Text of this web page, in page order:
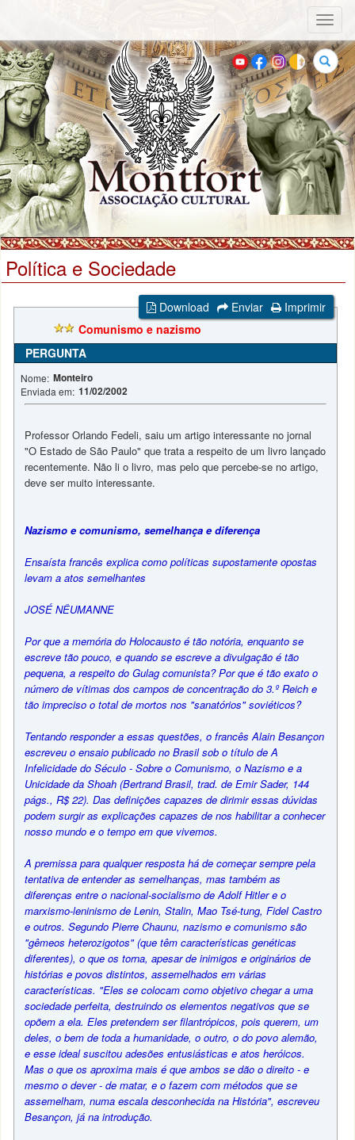
Buscar
Política e Sociedade
Download Enviar
Imprimir
Comunismo e nazismo
PERGUNTA
Nome: Monteiro
Enviada em: 11/02/2002
Professor Orlando Fedeli, saiu um artigo interessante no jornal
"O Estado de São Paulo" que trata a respeito de um livro lançado
recentemente. Não li o livro, mas pelo que percebe-se no artigo,
deve ser muito interessante.
Nazismo e comunismo, semelhança e diferença
Ensaísta francês explica como políticas supostamente opostas
levam a atos semelhantes
JOSÉ NÊUMANNE
Por que a memória do Holocausto é tão notória, enquanto se
escreve tão pouco, e quando se escreve a divulgação é tão
pequena, a respeito do Gulag comunista? Por que é tão exato o
número de vítimas dos campos de concentração do 3.º Reich e
tão impreciso o total de mortos nos "sanatórios" soviéticos?
Tentando responder a essas questões, o francês Alain Besançon
escreveu o ensaio publicado no Brasil sob o título de A
Infelicidade do Século - Sobre o Comunismo, o Nazismo e a
Unicidade da Shoah (Bertrand Brasil, trad. de Emir Sader, 144
págs., R$ 22). Das definições capazes de dirimir essas dúvidas
podem surgir as explicações capazes de nos habilitar a conhecer
nosso mundo e o tempo em que vivemos.
A premissa para qualquer resposta há de começar sempre pela
tentativa de entender as semelhanças, mas também as
diferenças entre o nacional-socialismo de Adolf Hitler e o
marxismo-leninismo de Lenin, Stalin, Mao Tsé-tung, Fidel Castro
e outros. Segundo Pierre Chaunu, nazismo e comunismo são
"gêmeos heterozigotos" (que têm características genéticas
diferentes), o que os torna, apesar de inimigos e originários de
histórias e povos distintos, assemelhados em várias
características. "Eles se colocam como objetivo chegar a uma
sociedade perfeita, destruindo os elementos negativos que se
opõem a ela. Eles pretendem ser filantrópicos, pois querem, um
deles, o bem de toda a humanidade, o outro, o do povo alemão,
e esse ideal suscitou adesões entusiásticas e atos heróicos.
Mas o que os aproxima mais é que ambos se dão o direito - e
mesmo o dever - de matar, e o fazem com métodos que se
assemelham, numa escala desconhecida na História", escreveu
Besançon, já na introdução.